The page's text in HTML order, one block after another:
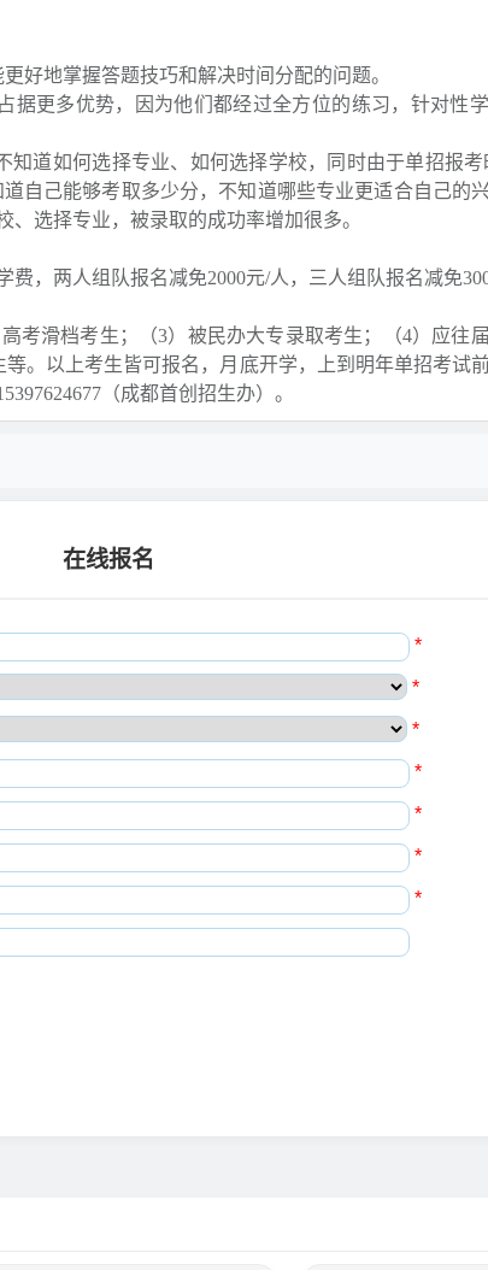
地掌握答题技巧和解决时间分配的问题。
更多优势，因为他们都经过全方位的练习，针对性
道如何选择专业、如何选择学校，同时由于单招报考
自己能够考取多少分，不知道哪些专业更适合自己的
选择专业，被录取的成功率增加很多。
两人组队报名减免2000元/人，三人组队报名减免
滑档考生；（3）被民办大专录取考生；（4）应往
。以上考生皆可报名，月底开学，上到明年单招考试
（成都首创招生办）。
在线报名
*
*
*
*
*
*
*